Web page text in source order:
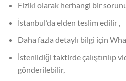
Fiziki olarak herhangi bir
İstanbul’da elden teslim edilir ,
Daha fazla detaylı bilgi için
İstenildiği taktirde çalıştırılıp
gönderilebilir,